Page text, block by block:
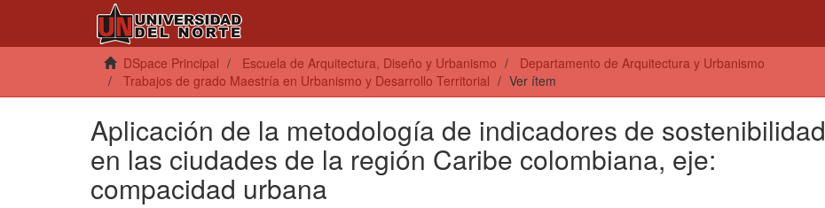
DSpace Principal Escuela de Arquitectura, Diseño y Urbanismo
Departamento de Arquitectura y Urbanismo
Trabajos de grado Maestría en Urbanismo y Desarrollo Territorial
Ver ítem
Aplicación de la metodología de indicadores de sostenibilidad
en las ciudades de la región Caribe colombiana, eje:
compacidad urbana